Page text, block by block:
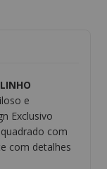
e
Exclusivo
com
com detalhes